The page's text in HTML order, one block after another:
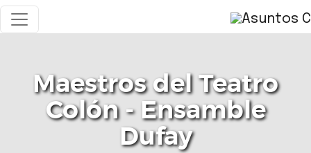
Maestros del Teatro
Colón - Ensamble
Dufay